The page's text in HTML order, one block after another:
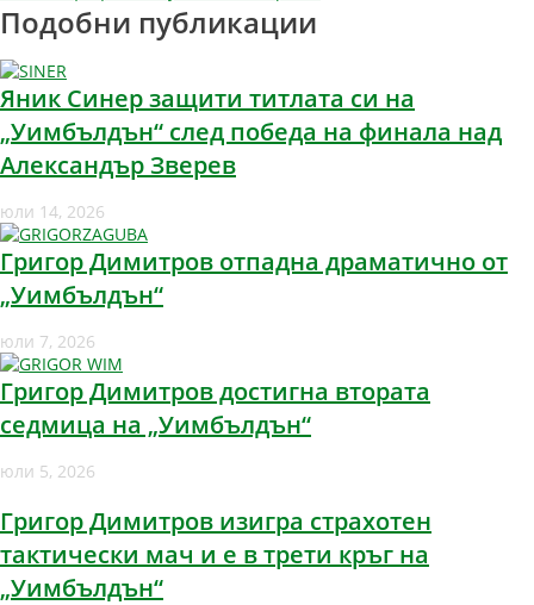
Подобни публикации
Яник Синер защити титлата си на
„Уимбълдън“ след победа на финала над
Александър Зверев
юли 14, 2026
Григор Димитров отпадна драматично от
„Уимбълдън“
юли 7, 2026
Григор Димитров достигна втората
седмица на „Уимбълдън“
юли 5, 2026
Григор Димитров изигра страхотен
тактически мач и е в трети кръг на
„Уимбълдън“